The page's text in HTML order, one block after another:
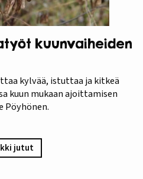
kuunvaiheiden
kylvää, istuttaa ja kitkeä
kuun mukaan ajoittamisen
jutut